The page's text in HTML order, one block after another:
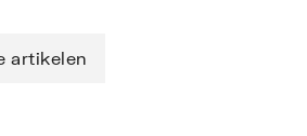
artikelen